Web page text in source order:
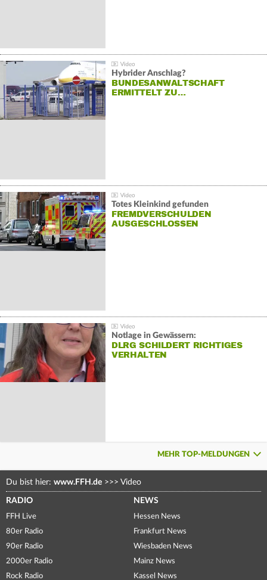
Hybrider Anschlag?
BUNDESANWALTSCHAFT
ERMITTELT ZU…
Totes Kleinkind gefunden
FREMDVERSCHULDEN
AUSGESCHLOSSEN
Notlage in Gewässern:
DLRG SCHILDERT RICHTIGES
VERHALTEN
MEHR TOP-MELDUNGEN
Du bist hier: www.FFH.de >>> Video
RADIO
FFH Live
80er Radio
90er Radio
2000er Radio
Rock Radio
NEWS
Hessen News
Frankfurt News
Wiesbaden News
Mainz News
Kassel News